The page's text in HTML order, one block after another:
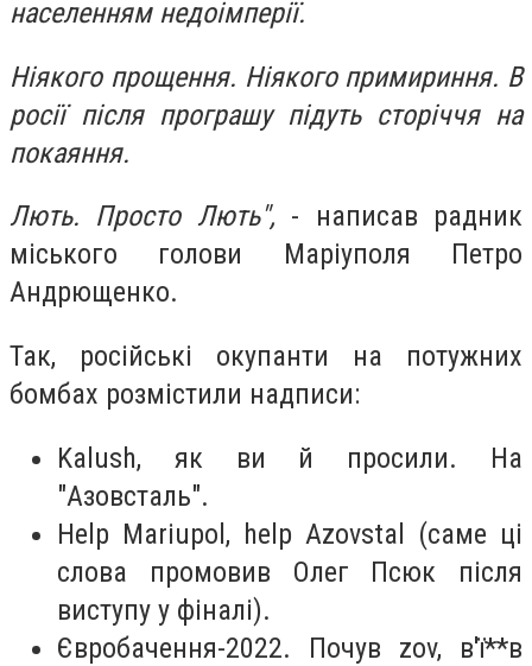
населенням недоімперії.
Ніякого прощення. Ніякого примириння. В
росії після програшу підуть сторіччя на
покаяння.
Лють. Просто Лють", - написав радник
міського голови Маріуполя Петро
Андрющенко.
Так, російські окупанти на потужних
бомбах розмістили надписи:
Kalush, як ви й просили. На
"Азовсталь".
Help Mariupol, help Azovstal (саме ці
слова промовив Олег Псюк після
виступу у фіналі).
Євробачення-2022. Почув zov, в'ї**в